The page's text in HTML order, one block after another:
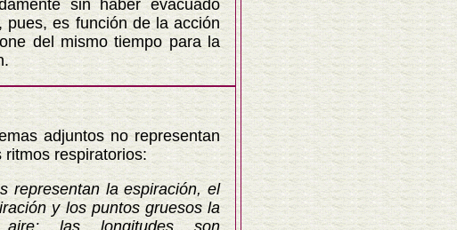
sin haber evacuado
pues, es función de la acción
del mismo tiempo para la
adjuntos no representan
ritmos respiratorios:
representan la espiración, el
y los puntos gruesos la
las longitudes son